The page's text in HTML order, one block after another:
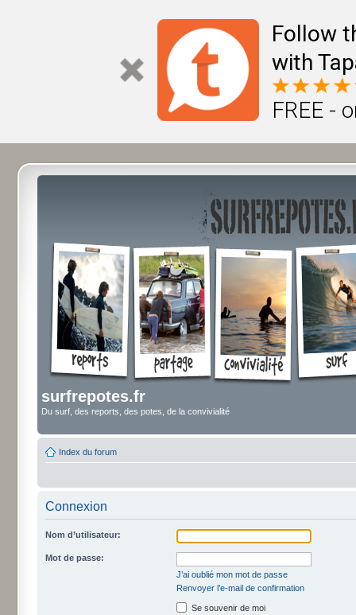
Follow
with
FREE -
surfrepotes.fr
Du surf, des reports, des potes, de la convivialité
Index du forum
Connexion
Nom d’utilisateur:
Mot de passe:
J’ai oublié mon mot de passe
Renvoyer l’e-mail de confirmation
Se souvenir de moi